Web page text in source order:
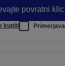
povratni klic
kupiti Primerjava